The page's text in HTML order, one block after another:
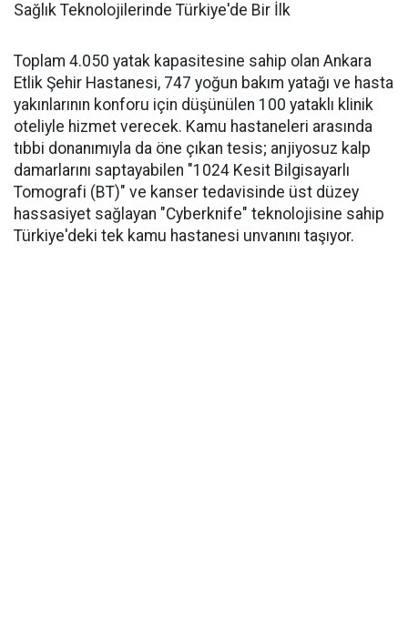
Sağlık Teknolojilerinde Türkiye'de Bir İlk
Toplam 4.050 yatak kapasitesine sahip olan Ankara
Etlik Şehir Hastanesi, 747 yoğun bakım yatağı ve hasta
yakınlarının konforu için düşünülen 100 yataklı klinik
oteliyle hizmet verecek. Kamu hastaneleri arasında
tıbbi donanımıyla da öne çıkan tesis; anjiyosuz kalp
damarlarını saptayabilen "1024 Kesit Bilgisayarlı
Tomografi (BT)" ve kanser tedavisinde üst düzey
hassasiyet sağlayan "Cyberknife" teknolojisine sahip
Türkiye'deki tek kamu hastanesi unvanını taşıyor.